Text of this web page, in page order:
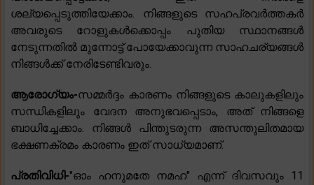
ശല്യപ്പെടുത്തിയേക്കാം. നിങ്ങളുടെ സഹപ്രവർത്തകർ
അവരുടെ റോളുകൾക്കൊപ്പം പുതിയ സ്ഥാനങ്ങൾ
നേടുന്നതിൽ മുന്നോട്ട് പോയേക്കാവുന്ന സാഹചര്യങ്ങൾ
നിങ്ങൾക്ക് നേരിടേണ്ടിവരും.
ആരോഗ്യം-സമ്മർദ്ദം കാരണം നിങ്ങളുടെ കാലുകളിലും
സന്ധികളിലും വേദന അനുഭവപ്പെടാം, അത് നിങ്ങളെ
ബാധിച്ചേക്കാം. നിങ്ങൾ പിന്തുടരുന്ന അസന്തുലിതമായ
ഭക്ഷണക്രമം കാരണം ഇത് സാധ്യമാണ്.
പ്രതിവിധി-"ഓം ഹനുമതേ നമഹ" എന്ന് ദിവസവും 11